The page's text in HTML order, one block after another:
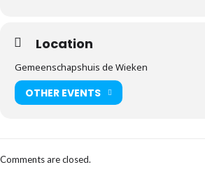
Location
Gemeenschapshuis de Wieken
OTHER EVENTS
Comments are closed.